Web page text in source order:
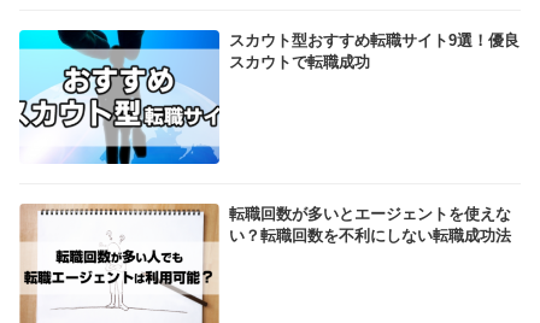
スカウト型おすすめ転職サイト9選！優良
スカウトで転職成功
転職回数が多いとエージェントを使えな
い？転職回数を不利にしない転職成功法